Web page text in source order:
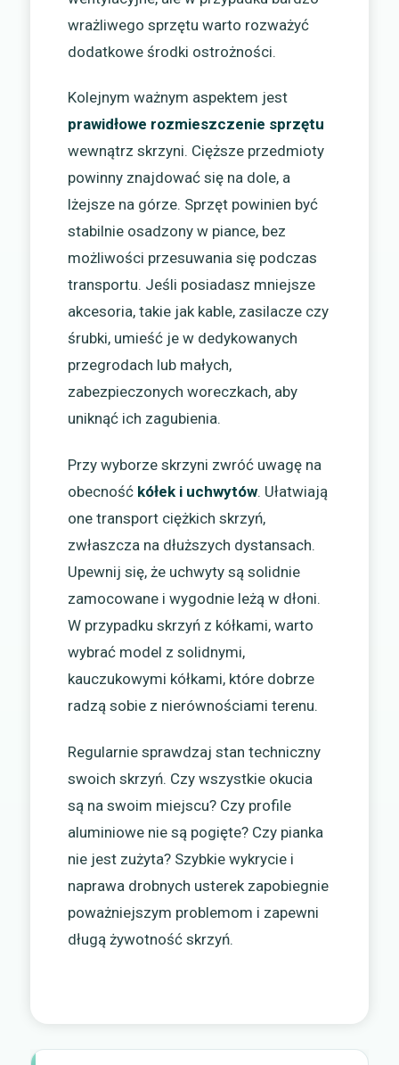
wrażliwego sprzętu warto rozważyć
dodatkowe środki ostrożności.
Kolejnym ważnym aspektem jest
prawidłowe rozmieszczenie sprzętu
wewnątrz skrzyni. Cięższe przedmioty
powinny znajdować się na dole, a
lżejsze na górze. Sprzęt powinien być
stabilnie osadzony w piance, bez
możliwości przesuwania się podczas
transportu. Jeśli posiadasz mniejsze
akcesoria, takie jak kable, zasilacze czy
śrubki, umieść je w dedykowanych
przegrodach lub małych,
zabezpieczonych woreczkach, aby
uniknąć ich zagubienia.
Przy wyborze skrzyni zwróć uwagę na
obecność kółek i uchwytów. Ułatwiają
one transport ciężkich skrzyń,
zwłaszcza na dłuższych dystansach.
Upewnij się, że uchwyty są solidnie
zamocowane i wygodnie leżą w dłoni.
W przypadku skrzyń z kółkami, warto
wybrać model z solidnymi,
kauczukowymi kółkami, które dobrze
radzą sobie z nierównościami terenu.
Regularnie sprawdzaj stan techniczny
swoich skrzyń. Czy wszystkie okucia
są na swoim miejscu? Czy profile
aluminiowe nie są pogięte? Czy pianka
nie jest zużyta? Szybkie wykrycie i
naprawa drobnych usterek zapobiegnie
poważniejszym problemom i zapewni
długą żywotność skrzyń.